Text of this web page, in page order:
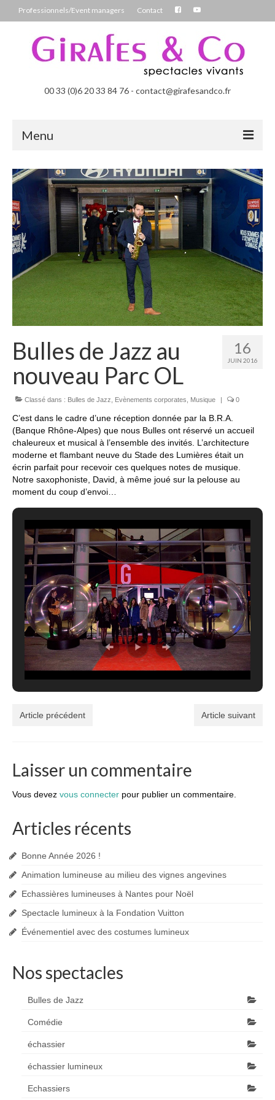
Professionnels/Event managers Contact
00 33 (0)6 20 33 84 76 - contact@girafesandco.fr
Menu
Les Chromatix, spécial Carnaval
Professionnels/Event managers
Les Danseuses Bulles
16
JUIN 2016
Bulles de Jazz au
nouveau Parc OL
Classé dans : Bulles de Jazz Evènements corporates Musique | 0
C’est dans le cadre d’une réception donnée par la B.R.A.
(Banque Rhône-Alpes) que nous Bulles ont réservé un accueil
chaleureux et musical à l’ensemble des invités. L’architecture
moderne et flambant neuve du Stade des Lumières était un
écrin parfait pour recevoir ces quelques notes de musique.
Notre saxophoniste, David, à même joué sur la pelouse au
moment du coup d’envoi…
Article précédent Article suivant
Laisser un commentaire
Vous devez vous connecter pour publier un commentaire.
Articles récents
Bonne Année 2026 !
Animation lumineuse au milieu des vignes angevines
Echassières lumineuses à Nantes pour Noël
Spectacle lumineux à la Fondation Vuitton
Événementiel avec des costumes lumineux
Nos spectacles
Bulles de Jazz
Comédie
échassier
échassier lumineux
Echassiers